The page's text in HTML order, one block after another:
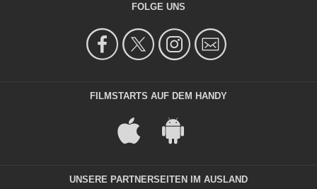
FOLGE UNS
FILMSTARTS AUF DEM HANDY
UNSERE PARTNERSEITEN IM AUSLAND